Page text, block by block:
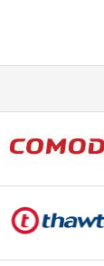
遁形 适用于企